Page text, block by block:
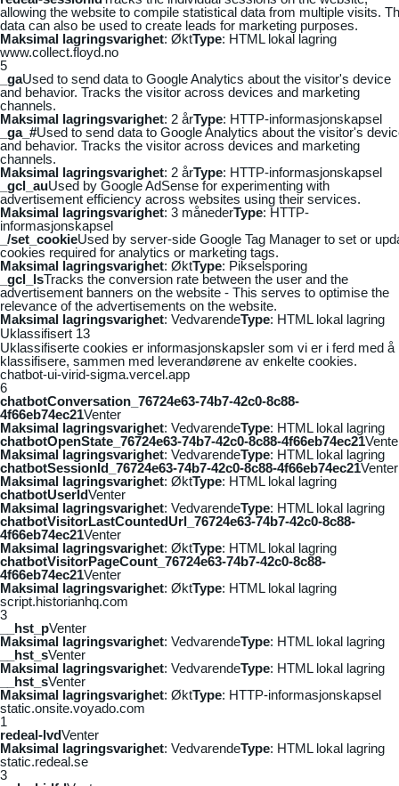
allowing the website to compile statistical data from multiple visits.
data can also be used to create leads for marketing purposes.
Maksimal lagringsvarighet: ØktType: HTML lokal lagring
www.collect.floyd.no
5
_gaUsed to send data to Google Analytics about the visitor's device
and behavior. Tracks the visitor across devices and marketing
channels.
Maksimal lagringsvarighet: 2 årType: HTTP-informasjonskapsel
_ga_#Used to send data to Google Analytics about the visitor's
and behavior. Tracks the visitor across devices and marketing
channels.
Maksimal lagringsvarighet: 2 årType: HTTP-informasjonskapsel
_gcl_auUsed by Google AdSense for experimenting with
advertisement efficiency across websites using their services.
Maksimal lagringsvarighet: 3 månederType: HTTP-
informasjonskapsel
_/set_cookieUsed by server-side Google Tag Manager to set or
cookies required for analytics or marketing tags.
Maksimal lagringsvarighet: ØktType: Pikselsporing
_gcl_lsTracks the conversion rate between the user and the
advertisement banners on the website - This serves to optimise the
relevance of the advertisements on the website.
Maksimal lagringsvarighet: VedvarendeType: HTML lokal lagring
Uklassifisert 13
Uklassifiserte cookies er informasjonskapsler som vi er i ferd med å
klassifisere, sammen med leverandørene av enkelte cookies.
chatbot-ui-virid-sigma.vercel.app
6
chatbotConversation_76724e63-74b7-42c0-8c88-
4f66eb74ec21Venter
Maksimal lagringsvarighet: VedvarendeType: HTML lokal lagring
chatbotOpenState_76724e63-74b7-42c0-8c88-4f66eb74ec21
Maksimal lagringsvarighet: VedvarendeType: HTML lokal lagring
chatbotSessionId_76724e63-74b7-42c0-8c88-4f66eb74ec21Venter
Maksimal lagringsvarighet: ØktType: HTML lokal lagring
chatbotUserIdVenter
Maksimal lagringsvarighet: VedvarendeType: HTML lokal lagring
chatbotVisitorLastCountedUrl_76724e63-74b7-42c0-8c88-
4f66eb74ec21Venter
Maksimal lagringsvarighet: ØktType: HTML lokal lagring
chatbotVisitorPageCount_76724e63-74b7-42c0-8c88-
4f66eb74ec21Venter
Maksimal lagringsvarighet: ØktType: HTML lokal lagring
script.historianhq.com
3
__hst_pVenter
Maksimal lagringsvarighet: VedvarendeType: HTML lokal lagring
__hst_sVenter
Maksimal lagringsvarighet: VedvarendeType: HTML lokal lagring
__hst_sVenter
Maksimal lagringsvarighet: ØktType: HTTP-informasjonskapsel
static.onsite.voyado.com
1
redeal-lvdVenter
Maksimal lagringsvarighet: VedvarendeType: HTML lokal lagring
static.redeal.se
3